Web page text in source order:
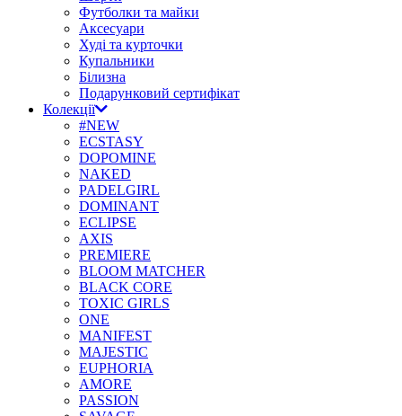
Футболки та майки
Аксесуари
Худі та курточки
Купальники
Білизна
Подарунковий сертифікат
Колекції
#NEW
ECSTASY
DOPOMINE
NAKED
PADELGIRL
DOMINANT
ECLIPSE
AXIS
PREMIERE
BLOOM MATCHER
BLACK CORE
TOXIC GIRLS
ONE
MANIFEST
MAJESTIC
EUPHORIA
AMORE
PASSION